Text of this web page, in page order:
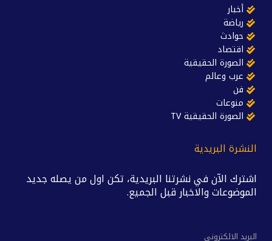
أخبار
رياضة
حوادث
اقتصاد
الصورة الحقيقية
عرب وعالم
فن
منوعات
الصورة الحقيقية TV
النشرة البريدية
اشترك الآن في نشرتنا البريدية، تكن اول من يصله جديد
الموضوعات والاخبار قبل الجميع.
البريد الالكتروني